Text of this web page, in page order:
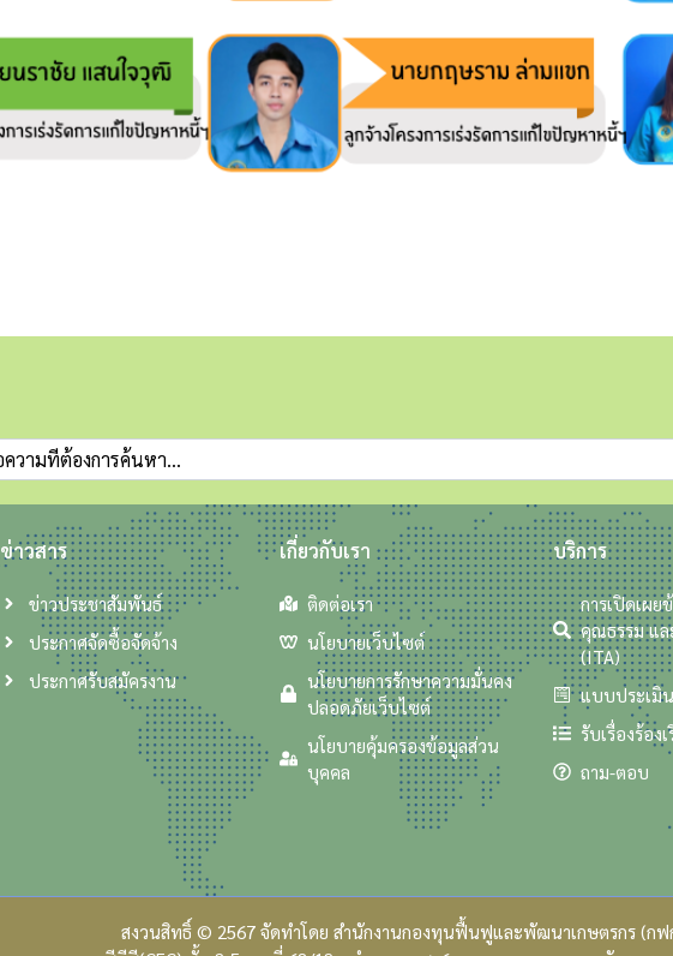
ข่าวสาร
ข่าวประชาสัมพันธ์
ประกาศจัดซื้อจัดจ้าง
ประกาศรับสมัครงาน
เกี่ยวกับเรา
ติดต่อเรา
นโยบายเว็บไซต์
นโยบายการรักษาความมั่นคง
ปลอดภัยเว็บไซต์
นโยบายคุ้มครองข้อมูลส่วน
บุคคล
บริการ
การเปิดเผ
คุณธรรม แล
(ITA)
แบบประเมิ
รับเรื่องร้อง
ถาม-ตอบ
สงวนสิทธิ์ © 2567 จัดทำโดย สำนักงานกองทุนฟื้นฟูและพัฒนาเกษตรกร (กฟ